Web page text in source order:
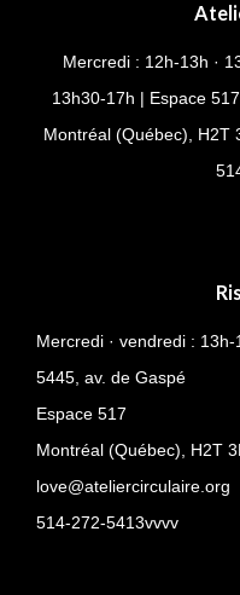
Mercredi : 12h-13h ·
13h30-17h | Espace
Montréal (Québec), H2T
Mercredi · vendredi : 13h-
5445, av. de Gaspé
Espace 517
Montréal (Québec), H2T
love@ateliercirculaire.org
514-272-5413vvvv